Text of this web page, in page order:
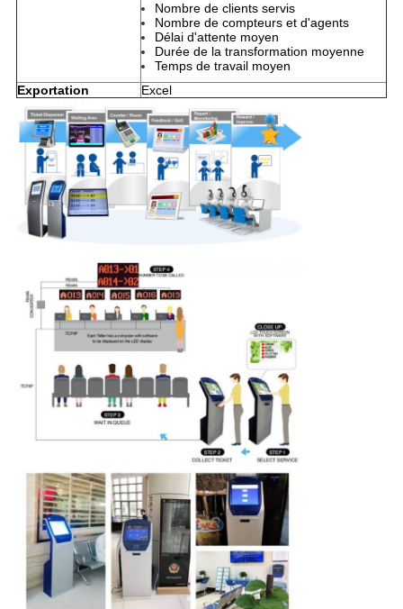
Nombre de clients servis
Nombre de compteurs et d'agents
Délai d'attente moyen
Durée de la transformation moyenne
Temps de travail moyen
Exportation
Excel